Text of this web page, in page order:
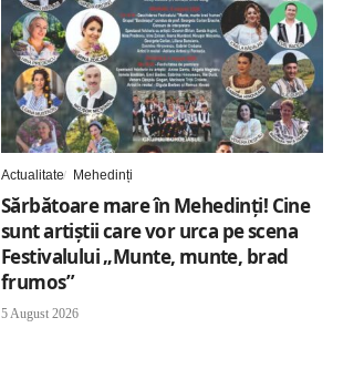
Actualitate Mehedinți
Sărbătoare mare în Mehedinți! Cine
sunt artiștii care vor urca pe scena
Festivalului „Munte, munte, brad
frumos”
5 August 2026